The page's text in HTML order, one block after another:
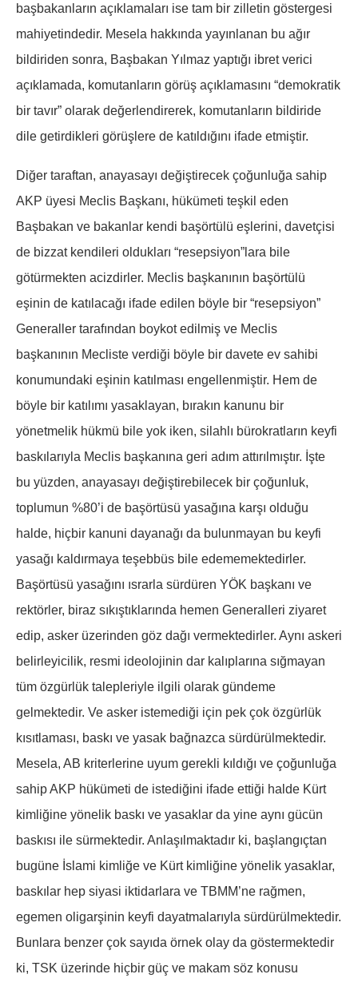
başbakanların açıklamaları ise tam bir zilletin göstergesi
mahiyetindedir. Mesela hakkında yayınlanan bu ağır
bildiriden sonra, Başbakan Yılmaz yaptığı ibret verici
açıklamada, komutanların görüş açıklamasını “demokratik
bir tavır” olarak değerlendirerek, komutanların bildiride
dile getirdikleri görüşlere de katıldığını ifade etmiştir.
Diğer taraftan, anayasayı değiştirecek çoğunluğa sahip
AKP üyesi Meclis Başkanı, hükümeti teşkil eden
Başbakan ve bakanlar kendi başörtülü eşlerini, davetçisi
de bizzat kendileri oldukları “resepsiyon”lara bile
götürmekten acizdirler. Meclis başkanının başörtülü
eşinin de katılacağı ifade edilen böyle bir “resepsiyon”
Generaller tarafından boykot edilmiş ve Meclis
başkanının Mecliste verdiği böyle bir davete ev sahibi
konumundaki eşinin katılması engellenmiştir. Hem de
böyle bir katılımı yasaklayan, bırakın kanunu bir
yönetmelik hükmü bile yok iken, silahlı bürokratların keyfi
baskılarıyla Meclis başkanına geri adım attırılmıştır. İşte
bu yüzden, anayasayı değiştirebilecek bir çoğunluk,
toplumun %80’i de başörtüsü yasağına karşı olduğu
halde, hiçbir kanuni dayanağı da bulunmayan bu keyfi
yasağı kaldırmaya teşebbüs bile edememektedirler.
Başörtüsü yasağını ısrarla sürdüren YÖK başkanı ve
rektörler, biraz sıkıştıklarında hemen Generalleri ziyaret
edip, asker üzerinden göz dağı vermektedirler. Aynı askeri
belirleyicilik, resmi ideolojinin dar kalıplarına sığmayan
tüm özgürlük talepleriyle ilgili olarak gündeme
gelmektedir. Ve asker istemediği için pek çok özgürlük
kısıtlaması, baskı ve yasak bağnazca sürdürülmektedir.
Mesela, AB kriterlerine uyum gerekli kıldığı ve çoğunluğa
sahip AKP hükümeti de istediğini ifade ettiği halde Kürt
kimliğine yönelik baskı ve yasaklar da yine aynı gücün
baskısı ile sürmektedir. Anlaşılmaktadır ki, başlangıçtan
bugüne İslami kimliğe ve Kürt kimliğine yönelik yasaklar,
baskılar hep siyasi iktidarlara ve TBMM’ne rağmen,
egemen oligarşinin keyfi dayatmalarıyla sürdürülmektedir.
Bunlara benzer çok sayıda örnek olay da göstermektedir
ki, TSK üzerinde hiçbir güç ve makam söz konusu